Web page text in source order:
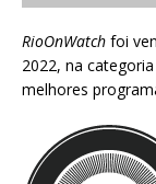
RioOnWatch foi
2022, na
melhores